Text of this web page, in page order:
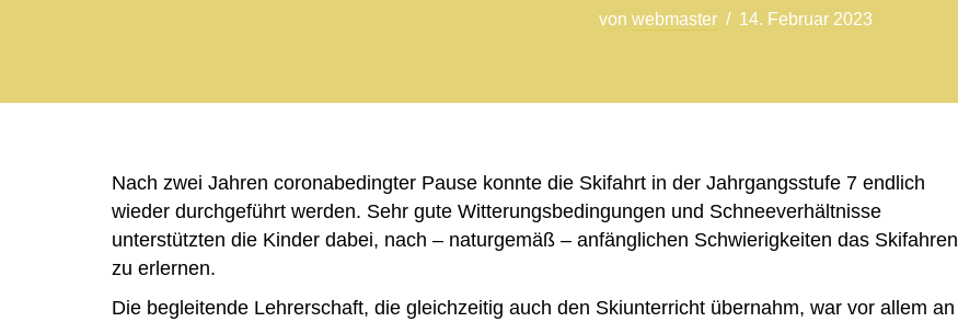
von webmaster 14. Februar 2023
Nach zwei Jahren coronabedingter Pause konnte die Skifahrt in der Jahrgangsstufe 7 endlich
wieder durchgeführt werden. Sehr gute Witterungsbedingungen und Schneeverhältnisse
unterstützten die Kinder dabei, nach – naturgemäß – anfänglichen Schwierigkeiten das Skifahren
zu erlernen.
Die begleitende Lehrerschaft, die gleichzeitig auch den Skiunterricht übernahm, war vor allem an